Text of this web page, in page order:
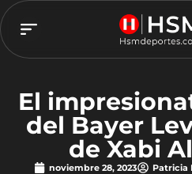
El
del Bayer
de Xabi
noviembre 28, 2023 Patricia